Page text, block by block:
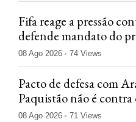
Fifa reage a pressão
defende mandato do
08 Ago 2026 74 Views
Pacto de defesa com
Paquistão não é
Turquia
08 Ago 2026 71 Views